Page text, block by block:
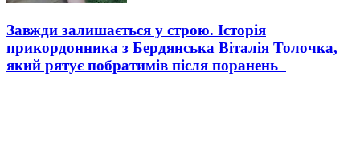
Завжди залишається у строю. Історія
прикордонника з Бердянська Віталія Толочка,
який рятує побратимів після поранень